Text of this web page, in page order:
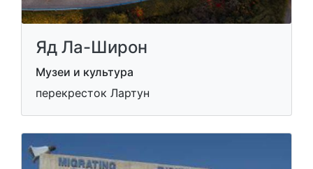
Яд Ла-Широн
Музеи и культура
перекресток Лартун